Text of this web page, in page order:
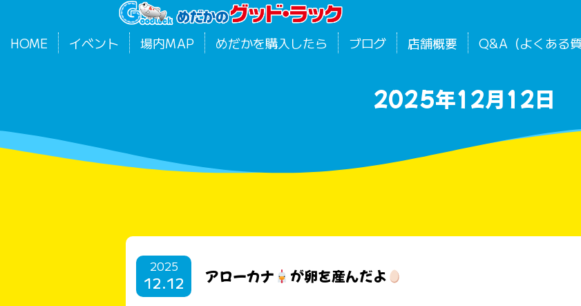
HOME イベント 場内MAP めだかを購入したら ブログ 店舗概要 Q&A（よくある質
2025年12月12日
2025
12.12 アローカナ が卵を産んだよ